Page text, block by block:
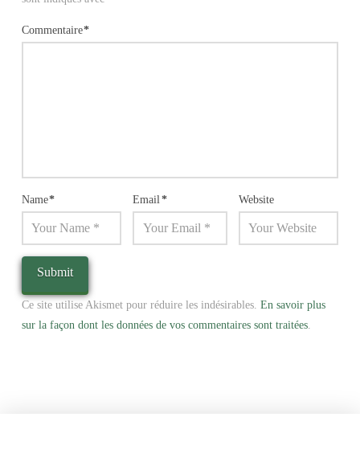
Commentaire*
Name* Email* Website
Ce site utilise Akismet pour réduire les indésirables. En savoir plus
sur la façon dont les données de vos commentaires sont traitées.